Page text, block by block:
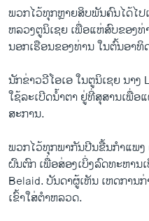
ພາສາຕ່າງໆ
ພວກ​ໄວ້​ທຸກ​ຫຼາຍ​ສິບພັນ​ຄົນໄດ້​ໄ
ຫລວງຕູ​ນິ​ເຊຍ ​ເພື່ອ​ແຫ່​ສົບ​ຂອງ
ນອກເຮືອນ​ຂອງທ່ານ ​ໃນ​ຕົ້ນ​ອາທິ
ນັກ​ຂ່າວວີ​ໂອ​ເອ ໃນຕູ​ນິ​ເຊຍ ນາງ
ໃຊ້​ລະ​ເບີດນໍ້າຕາ ຢູ່ທີ່​ສຸສານ​ເພື່
ສະການ.
ພວກ​ໄວ້​ທຸກພາກັນ​ປີນ​ຂື້ນກຳ​ແພ
ຝົນຕົກ ​ເພື່ອ​ສ່ອງ​ເບິ່ງລົດ​ທະ​ຫາ
Belaid. ບັນດາ​ຜູ້​ເຫັນ​ ເຫ​ດກາ
ເຂົ້າ​ໃສ່​ຕໍາຫລວດ.